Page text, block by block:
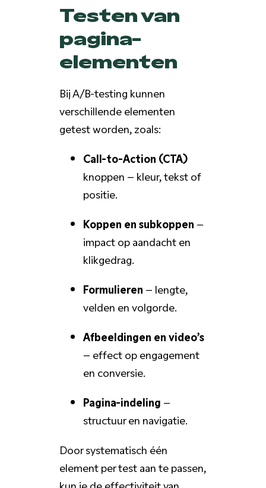
Testen van
pagina-
elementen
Bij A/B-testing kunnen
verschillende elementen
getest worden, zoals:
Call-to-Action (CTA)
knoppen – kleur, tekst of
positie.
Koppen en subkoppen –
impact op aandacht en
klikgedrag.
Formulieren – lengte,
velden en volgorde.
Afbeeldingen en video’s
– effect op engagement
en conversie.
Pagina-indeling –
structuur en navigatie.
Door systematisch één
element per test aan te passen,
kun je de effectiviteit van